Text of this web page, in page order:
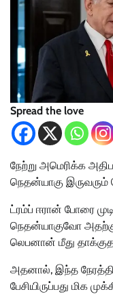
Spread the love
நேற்று அமெரிக்க
நெதன்யாகு இருவரும்
ட்ரம்ப் ஈரான் போரை
நெதன்யாகுவோ
லெபனான் மீது
அதனால், இந்த
பேசியிருப்பது மிக